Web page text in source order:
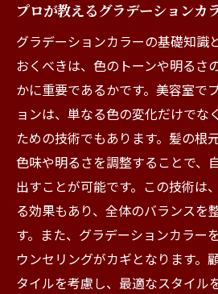
プロが教えるグラデーションカ
グラデーションカラーの基礎知識
おくべきは、色のトーンや明るさ
かに重要であるかです。美容室で
ョンは、単なる色の変化だけでな
ための技術でもあります。髪の根
色味や明るさを調整することで、
出すことが可能です。この技術は
る効果もあり、全体のバランスを
す。また、グラデーションカラー
ウンセリングがカギとなります。
タイルを考慮し、最適なスタイル